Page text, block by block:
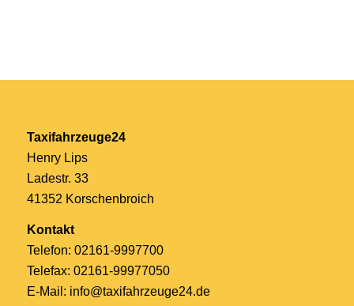
Taxifahrzeuge24
Henry Lips
Ladestr. 33
41352 Korschenbroich
Kontakt
Telefon: 02161-9997700
Telefax: 02161-99977050
E-Mail: info@taxifahrzeuge24.de